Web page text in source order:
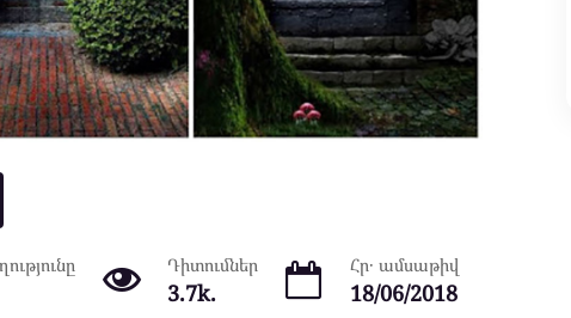
Դիտումներ
3.7k.
Հր․ ամսաթիվ
18/06/2018